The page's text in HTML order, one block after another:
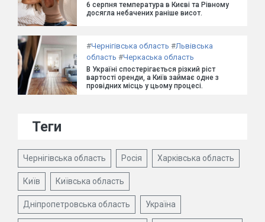
6 серпня температура в Києві та Рівному
досягла небачених раніше висот.
#Чернігівська область #Львівська
область #Черкаська область
В Україні спостерігається різкий ріст
вартості оренди, а Київ займає одне з
провідних місць у цьому процесі.
Теги
Чернігівська область Росія Харківська область
Київ Київська область
Дніпропетровська область Україна